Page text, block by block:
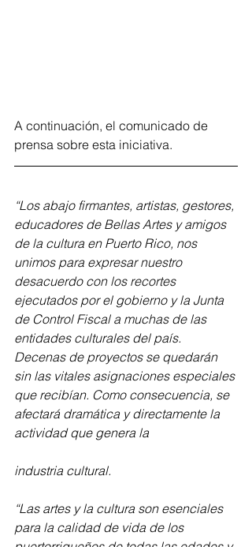
A continuación, el comunicado de
prensa sobre esta iniciativa.
“Los abajo firmantes, artistas, gestores,
educadores de Bellas Artes y amigos
de la cultura en Puerto Rico, nos
unimos para expresar nuestro
desacuerdo con los recortes
ejecutados por el gobierno y la Junta
de Control Fiscal a muchas de las
entidades culturales del país.
Decenas de proyectos se quedarán
sin las vitales asignaciones especiales
que recibían. Como consecuencia, se
afectará dramática y directamente la
actividad que genera la
industria cultural.
“Las artes y la cultura son esenciales
para la calidad de vida de los